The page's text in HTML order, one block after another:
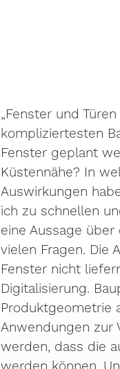
„Fenster und
kompliziertesten
Fenster geplant
Küstennähe? In
Auswirkungen
ich zu schnellen
eine Aussage
vielen Fragen. Die
Fenster nicht
Digitalisierung.
Produktgeometrie
Anwendungen zur
werden, dass die